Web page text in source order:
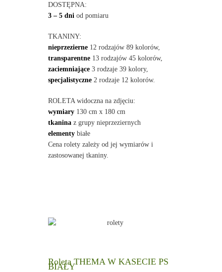
DOSTĘPNA:
3 – 5 dni od pomiaru
TKANINY:
nieprzezierne12 rodzajów 89 kolorów,
transparentne13 rodzajów 45 kolorów,
zaciemniające3 rodzaje 39 kolory,
specjalistyczne2 rodzaje 12 kolorów.
ROLETA widoczna na zdjęciu:
wymiary130 cm x 180 cm
tkaninaz grupy nieprzeziernych
elementybiałe
Cena rolety zależy od jej wymiarów i
zastosowanej tkaniny.
Roleta THEMA W KASECIE PS
BIAŁY